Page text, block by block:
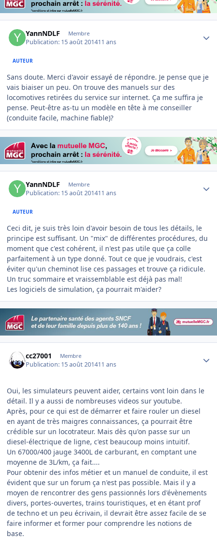
YannNDLF Membre
Publication: 15 août 201411 ans
AUTEUR
Sans doute. Merci d'avoir essayé de répondre. Je pense que je
vais biaiser un peu. On trouve des manuels sur des
locomotives retirées du service sur internet. Ça me suffira je
pense. Peut-être as-tu un modèle en tête à me conseiller
(conduite facile, machine fiable)?
YannNDLF Membre
Publication: 15 août 201411 ans
AUTEUR
Ceci dit, je suis très loin d'avoir besoin de tous les détails, le
principe est suffisant. Un "mix" de différentes procédures, du
moment que c'est cohérent, il n'est pas utile que ça colle
parfaitement à un type donné. Tout ce que je voudrais, c'est
éviter qu'un cheminot lise ces passages et trouve ça ridicule.
Un truc sommaire et vraissemblable est déjà pas mal!
Les logiciels de simulation, ça pourrait m'aider?
cc27001 Membre
Publication: 15 août 201411 ans
Oui, les simulateurs peuvent aider, certains vont loin dans le
détail. Il y a aussi de nombreuses videos sur youtube.
Après, pour ce qui est de démarrer et faire rouler un diesel
en ayant de très maigres connaissances, ça pourrait être
crédible sur un locotrateur. Mais dès qu'on passe sur un
diesel-électrique de ligne, c'est beaucoup moins intuitif.
Un 67000/400 jauge 3400L de carburant, en comptant une
moyenne de 3L/km, ça fait....
Pour obtenir des infos métier et un manuel de conduite, il est
évident que sur un forum ça n'est pas possible. Mais il y a
moyen de rencontrer des gens passionnés lors d'évènements
divers, portes-ouvertes, trains touristiques, et en étant prof
de techno et un peu écrivain, il devrait être assez facile de se
faire informer et former pour comprendre les notions de
base.